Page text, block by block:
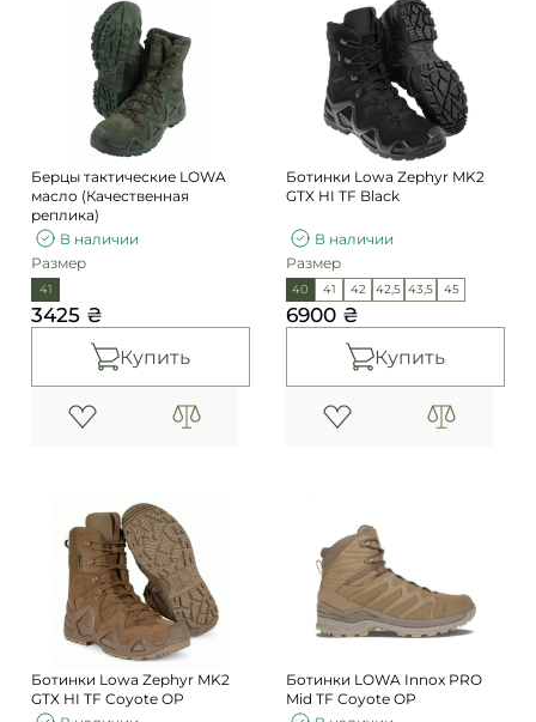
Берцы тактические LOWA
масло (Качественная
реплика)
В наличии
Размер
41
3425 ₴
Купить
Ботинки Lowa Zephyr MK2
GTX HI TF Black
В наличии
Размер
40 41 42 42,5 43,5 45
6900 ₴
Купить
Ботинки Lowa Zephyr MK2
GTX HI TF Coyote OP
Ботинки LOWA Innox PRO
Mid TF Coyote OP